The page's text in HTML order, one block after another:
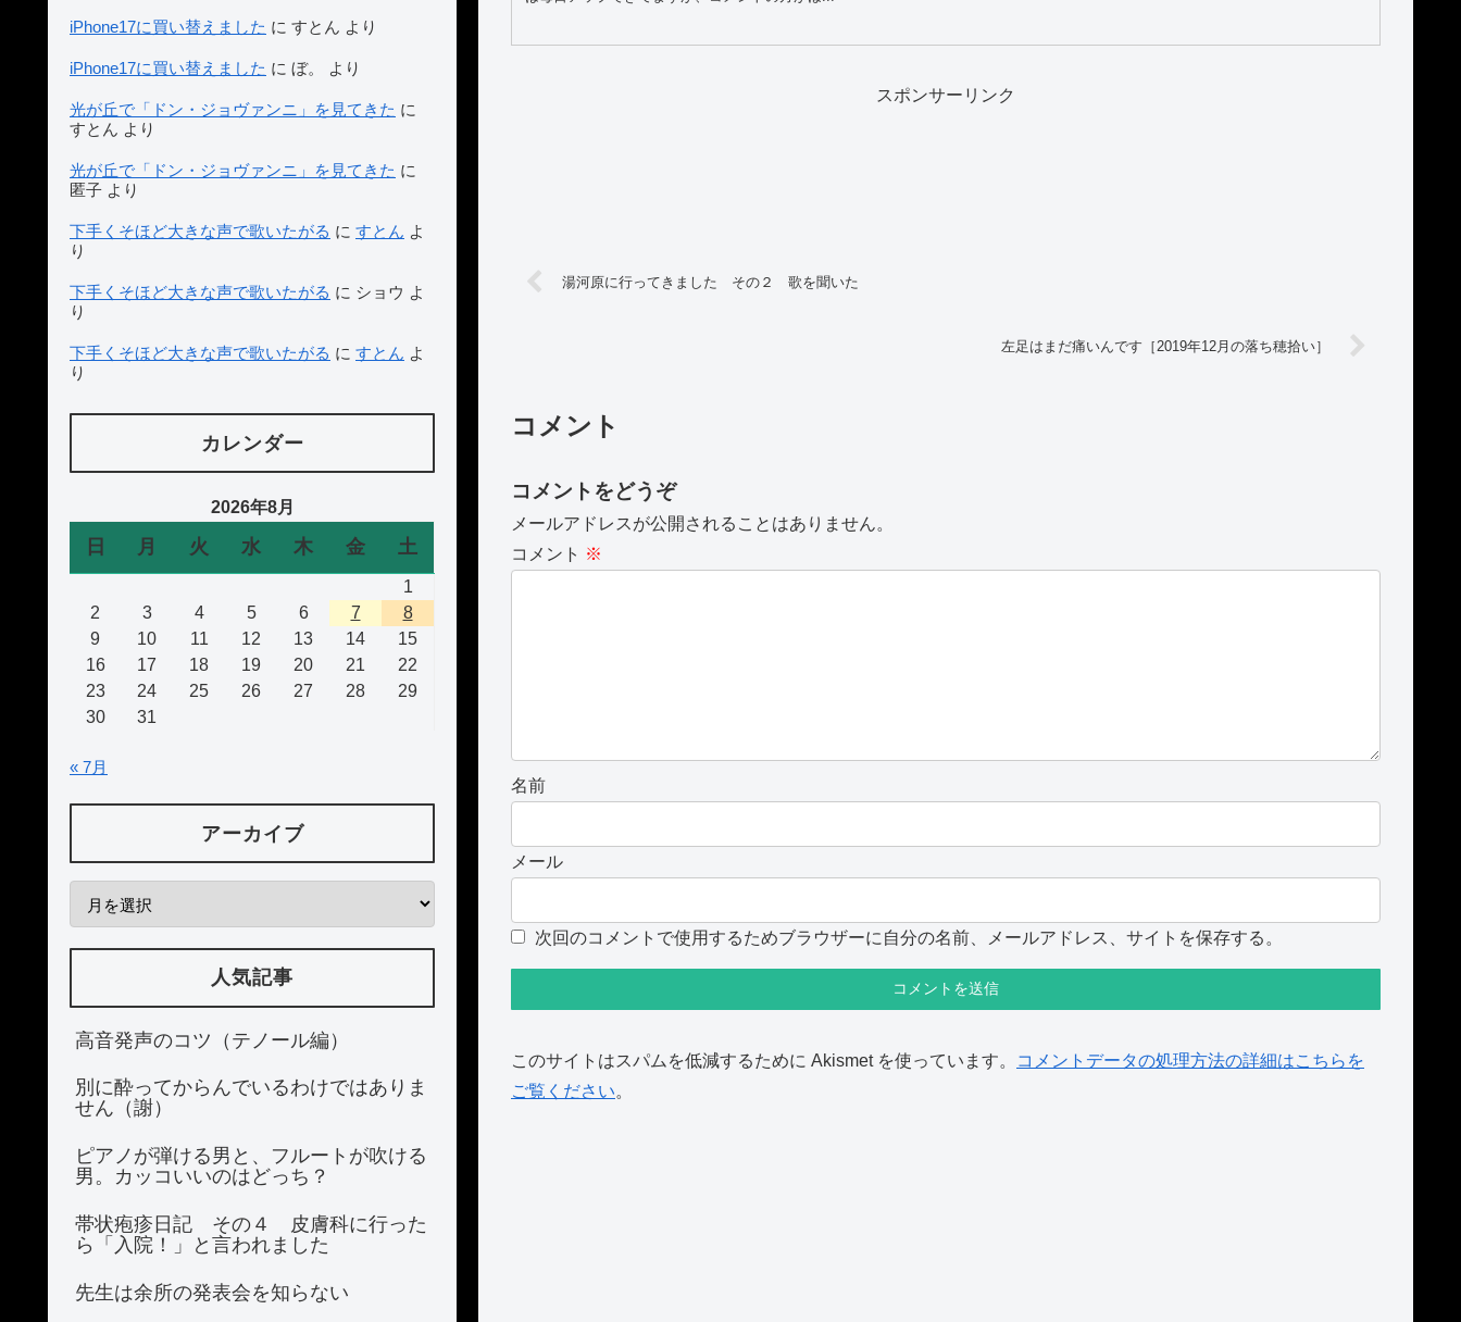
スポンサーリンク
湯河原に行ってきました その２ 歌を聞いた
左足はまだ痛いんです［2019年12月の落ち穂拾い］
コメント
コメントをどうぞ
メールアドレスが公開されることはありません。
コメント ※
名前
メール
次回のコメントで使用するためブラウザーに自分の名前、メールアドレス、サイトを保存する。
このサイトはスパムを低減するために Akismet を使っています。
コメントデータの処理方法の詳細はこちらを
ご覧ください。
iPhone17に買い替えました に すとん より
iPhone17に買い替えました に ぼ。 より
光が丘で「ドン・ジョヴァンニ」を見てきた に
すとん より
光が丘で「ドン・ジョヴァンニ」を見てきた に
匿子 より
下手くそほど大きな声で歌いたがる に すとん よ
り
下手くそほど大きな声で歌いたがる に ショウ よ
り
下手くそほど大きな声で歌いたがる に すとん よ
り
カレンダー
2026年8月
日 月 火 水 木 金 土
1
2
3 4 5 6 7
8
9
10 11 12 13 14
15
16
17 18 19 20 21
22
23
24 25 26 27 28
29
30
31
« 7月
アーカイブ
人気記事
高音発声のコツ（テノール編）
別に酔ってからんでいるわけではありま
せん（謝）
ピアノが弾ける男と、フルートが吹ける
男。カッコいいのはどっち？
帯状疱疹日記 その４ 皮膚科に行った
ら「入院！」と言われました
先生は余所の発表会を知らない